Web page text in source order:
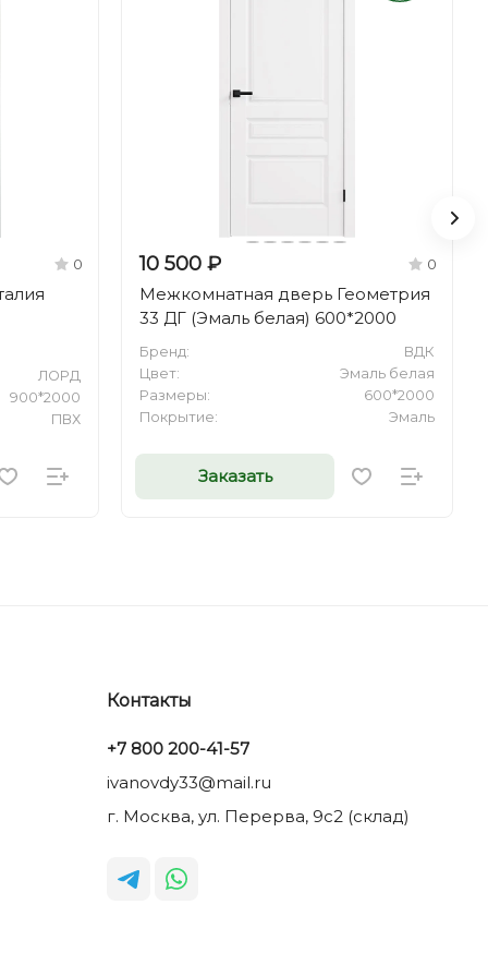
0
ЛОРД
900*2000
ПВХ
10 500 ₽ 0
Межкомнатная дверь Геометрия
33 ДГ (Эмаль белая) 600*2000
Бренд:
ВДК
Цвет:
Эмаль белая
Размеры:
600*2000
Покрытие:
Эмаль
Заказать
Контакты
+7 800 200-41-57
ivanovdy33@mail.ru
г. Москва, ул. Перерва, 9с2 (склад)